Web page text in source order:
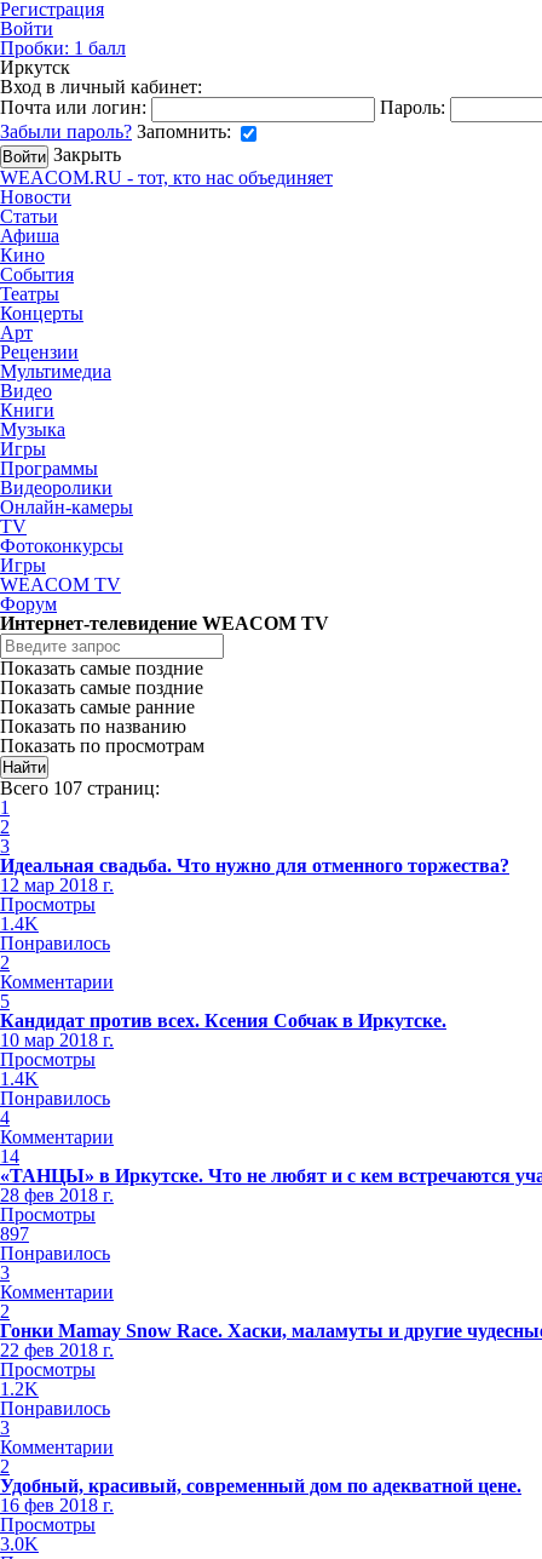
Регистрация
Войти
Пробки: 1 балл
Иркутск
Вход в личный кабинет:
Почта или логин:
Пароль:
Забыли пароль? Запомнить:
Закрыть
WEACOM.RU - тот, кто нас объединяет
Новости
Статьи
Афиша
Кино
События
Театры
Концерты
Арт
Рецензии
Мультимедиа
Видео
Книги
Музыка
Игры
Программы
Видеоролики
Онлайн-камеры
TV
Фотоконкурсы
Игры
WEACOM TV
Форум
Интернет-телевидение WEACOM TV
Показать самые поздние
Показать самые поздние
Показать самые ранние
Показать по названию
Показать по просмотрам
Всего 107 страниц:
1
2
3
Идеальная свадьба. Что нужно для отменного торжества?
12 мар 2018 г.
Просмотры
1.4K
Понравилось
2
Комментарии
5
Кандидат против всех. Ксения Собчак в Иркутске.
10 мар 2018 г.
Просмотры
1.4K
Понравилось
4
Комментарии
14
«ТАНЦЫ» в Иркутске. Что не любят и с кем встречаются
28 фев 2018 г.
Просмотры
897
Понравилось
3
Комментарии
2
Гонки Mamay Snow Race. Хаски, маламуты и другие
22 фев 2018 г.
Просмотры
1.2K
Понравилось
3
Комментарии
2
Удобный, красивый, современный дом по адекватной цене.
16 фев 2018 г.
Просмотры
3.0K